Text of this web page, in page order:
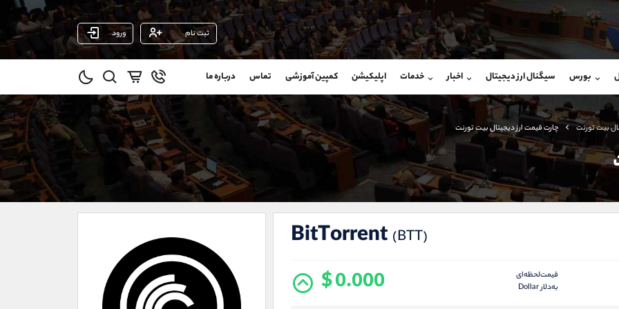
ثبت نام ورود
بورس سیگنال ارز دیجیتال اخبار خدمات اپلیکیشن کمپین آموزشی تماس درباره ما
بیت تورنت چارت قیمت ارز دیجیتال بیت تورنت
BitTorrent (BTT)
قیمت‌لحظه‌ای
به‌دلار Dollar
$ 0.000
شروع گفتگو
@Armteam_admin_por
107
شروع گفتگو
@Armteam_admin_103
داخلی 103
(فائزه تهرانی)
09101364784
واتساپ شروع گفتگو
تلگرام @Armteam_admin_104
021-22021030
021-22021040
@alireza.mehrabii
@alirezamehrabi_com
@alirezamehrabi_official